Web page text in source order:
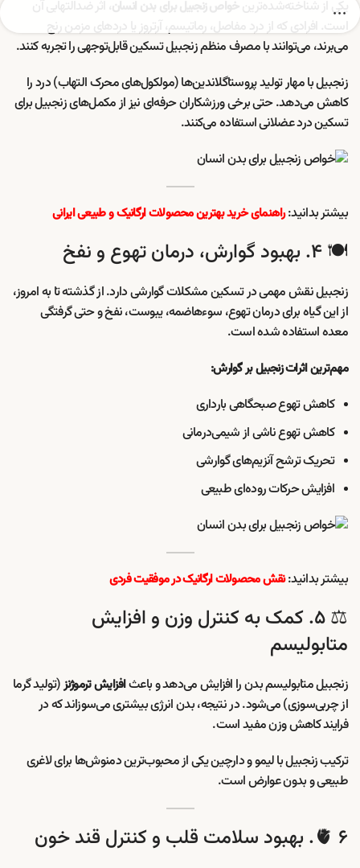
می‌برند، می‌توانند با مصرف منظم زنجبیل تسکین قابل‌توجهی را تجربه کنند.
زنجبیل با مهار تولید پروستاگلاندین‌ها (مولکول‌های محرک التهاب) درد را
کاهش می‌دهد. حتی برخی ورزشکاران حرفه‌ای نیز از مکمل‌های زنجبیل برای
تسکین درد عضلانی استفاده می‌کنند.
بیشتر بدانید:راهنمای خرید بهترین محصولات ارگانیک و طبیعی ایرانی
🍽️ ۴. بهبود گوارش، درمان تهوع و نفخ
زنجبیل نقش مهمی در تسکین مشکلات گوارشی دارد. از گذشته تا به امروز،
از این گیاه برای درمان تهوع، سوء‌هاضمه، یبوست، نفخ و حتی گرفتگی
معده استفاده شده است.
مهم‌ترین اثرات زنجبیل بر گوارش:
کاهش تهوع صبحگاهی بارداری
کاهش تهوع ناشی از شیمی‌درمانی
تحریک ترشح آنزیم‌های گوارشی
افزایش حرکات روده‌ای طبیعی
بیشتر بدانید:نقش محصولات ارگانیک در موفقیت فردی
⚖️ ۵. کمک به کنترل وزن و افزایش
متابولیسم
زنجبیل متابولیسم بدن را افزایش می‌دهد و باعثافزایش ترموژنز(تولید گرما
از چربی‌سوزی) می‌شود. در نتیجه، بدن انرژی بیشتری می‌سوزاند که در
فرایند کاهش وزن مفید است.
ترکیب زنجبیل با لیمو و دارچین یکی از محبوب‌ترین دمنوش‌ها برای لاغری
طبیعی و بدون عوارض است.
🫀 ۶. بهبود سلامت قلب و کنترل قند خون